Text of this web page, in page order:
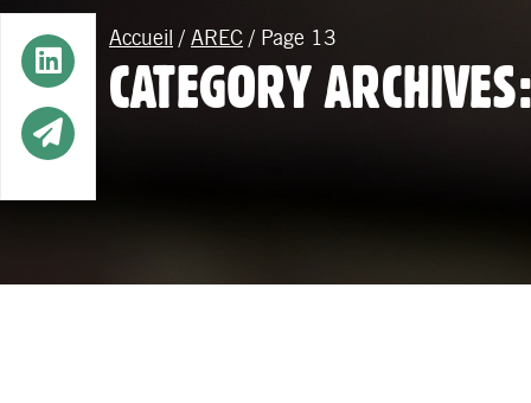
Accueil / AREC / Page 13
CATEGORY
Button
Button